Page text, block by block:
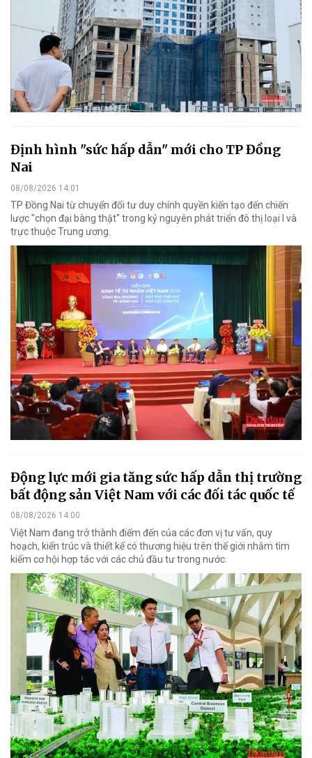
Định hình "sức hấp dẫn" mới cho TP Đồng
Nai
08/08/2026 14:01
TP Đồng Nai từ chuyển đổi tư duy chính quyền kiến tạo đến chiến
lược "chọn đại bàng thật" trong kỷ nguyên phát triển đô thị loại I và
trực thuộc Trung ương.
Động lực mới gia tăng sức hấp dẫn thị trường
bất động sản Việt Nam với các đối tác quốc tế
08/08/2026 14:00
Việt Nam đang trở thành điểm đến của các đơn vị tư vấn, quy
hoạch, kiến trúc và thiết kế có thương hiệu trên thế giới nhằm tìm
kiếm cơ hội hợp tác với các chủ đầu tư trong nước.